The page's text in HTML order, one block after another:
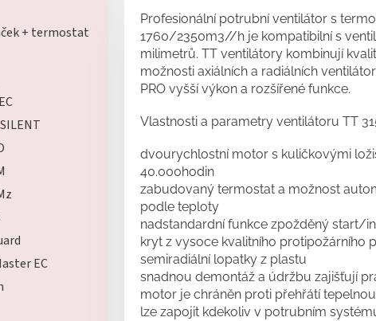
+ termostat
EC
Profesionální potrubní ventilátor s
1760/2350m3//h je kompatibilní s
milimetrů. TT ventilátory kombinují
možnosti axiálních a radiálních
PRO vyšší výkon a rozšířené funkce.
Vlastnosti a parametry ventilátoru TT
dvourychlostní motor s kuličkovými
40.000hodin
zabudovaný termostat a možnost
podle teploty
nadstandardní funkce zpožděný start/
kryt z vysoce kvalitního protipožárního
semiradiální lopatky z plastu
snadnou demontáž a údržbu zajišťují
motor je chráněn proti přehřátí
lze zapojit kdekoliv v potrubním